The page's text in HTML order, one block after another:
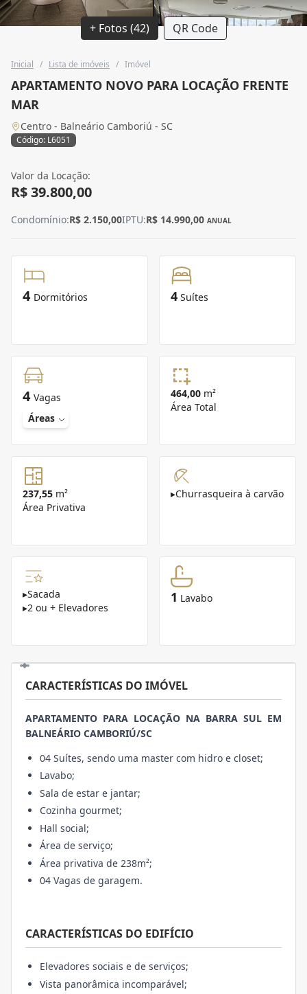
+ Fotos (42) QR Code
Inicial / Lista de imóveis / Imóvel
APARTAMENTO NOVO PARA LOCAÇÃO FRENTE
MAR
Centro - Balneário Camboriú - SC
Código: L6051
Valor da Locação:
R$ 39.800,00
Condomínio:R$ 2.150,00IPTU:R$ 14.990,00 ANUAL
4 Dormitórios 4 Suítes
4 Vagas
Áreas
464,00 m²
Área Total
237,55 m²
Área Privativa
▸Churrasqueira à carvão
▸Sacada
▸2 ou + Elevadores
1 Lavabo
CARACTERÍSTICAS DO IMÓVEL
APARTAMENTO PARA LOCAÇÃO NA BARRA SUL EM
BALNEÁRIO CAMBORIÚ/SC
04 Suítes, sendo uma master com hidro e closet;
Lavabo;
Sala de estar e jantar;
Cozinha gourmet;
Hall social;
Área de serviço;
Área privativa de 238m²;
04 Vagas de garagem.
CARACTERÍSTICAS DO EDIFÍCIO
Elevadores sociais e de serviços;
Vista panorâmica incomparável;